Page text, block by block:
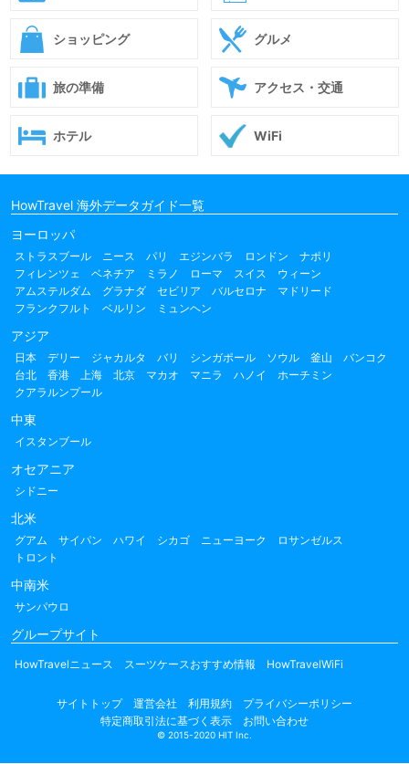
ショッピング グルメ
旅の準備 アクセス・交通
ホテル WiFi
HowTravel 海外データガイド一覧
ヨーロッパ
ストラスブール ニース パリ エジンバラ ロンドン
ナポリ
フィレンツェ
ベネチア ミラノ ローマ スイス
ウィーン
アムステルダム
グラナダ セビリア バルセロナ
マドリード
フランクフルト
ベルリン ミュンヘン
アジア
日本 デリー ジャカルタ バリ シンガポール ソウル 釜山
バンコク
台北
香港 上海 北京 マカオ マニラ ハノイ
ホーチミン
クアラルンプール
中東
イスタンブール
オセアニア
シドニー
北米
グアム サイパン ハワイ シカゴ ニューヨーク
ロサンゼルス
トロント
中南米
サンパウロ
グループサイト
HowTravelニュース スーツケースおすすめ情報 HowTravelWiFi
サイトトップ 運営会社 利用規約
プライバシーポリシー
特定商取引法に基づく表示
お問い合わせ
© 2015-2020 HIT Inc.